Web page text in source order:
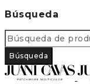
Búsqueda